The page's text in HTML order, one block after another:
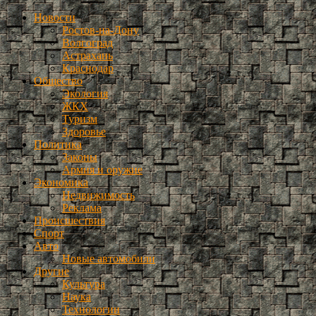
Новости
Ростов-на-Дону
Волгоград
Астрахань
Краснодар
Общество
Экология
ЖКХ
Туризм
Здоровье
Политика
Законы
Армия и оружие
Экономика
Недвижимость
Реклама
Происшествия
Спорт
Авто
Новые автомобили
Другие
Культура
Наука
Технологии